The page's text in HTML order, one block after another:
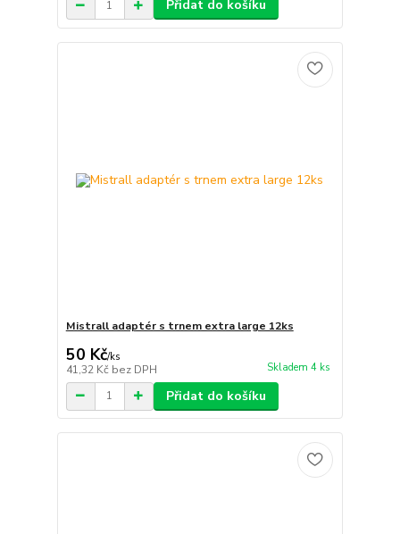
Přidat do košíku
Mistrall adaptér s trnem extra large 12ks
50 Kč/ks
41,32 Kč bez DPH Skladem 4 ks
Přidat do košíku